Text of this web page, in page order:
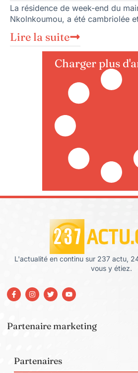
La résidence de week-end du
Nkolnkoumou, a été cambriolée
Lire la suite
Charger plus
L'actualité en continu sur 237 actu,
vous y étiez.
Partenaire marketing
Partenaires